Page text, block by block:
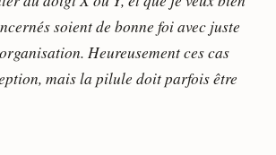
soient de bonne foi avec juste
Heureusement ces cas
mais la pilule doit parfois être